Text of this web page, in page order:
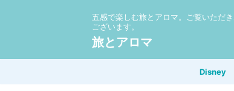
五感で楽しむ旅とアロマ。ご覧いただ
ございます。
旅とアロマ
Disney